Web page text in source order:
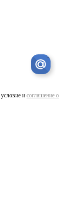
дня
и соглашение о